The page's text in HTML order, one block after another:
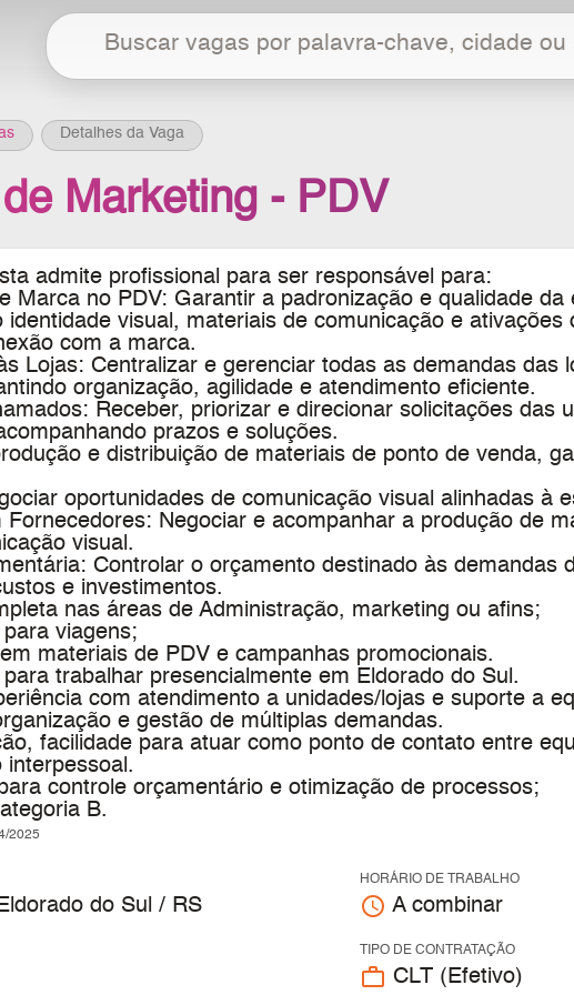
Detalhes da Vaga
Marketing - PDV
admite profissional para ser responsável para:
Marca no PDV: Garantir a padronização e qualidade da
identidade visual, materiais de comunicação e ativações
com a marca.
Lojas: Centralizar e gerenciar todas as demandas das
organização, agilidade e atendimento eficiente.
Receber, priorizar e direcionar solicitações das
prazos e soluções.
e distribuição de materiais de ponto de venda,
oportunidades de comunicação visual alinhadas à
Negociar e acompanhar a produção de
visual.
Controlar o orçamento destinado às demandas
e investimentos.
nas áreas de Administração, marketing ou afins;
viagens;
materiais de PDV e campanhas promocionais.
para trabalhar presencialmente em Eldorado do Sul.
com atendimento a unidades/lojas e suporte a
e gestão de múltiplas demandas.
facilidade para atuar como ponto de contato entre
interpessoal.
controle orçamentário e otimização de processos;
B.
2025
do Sul / RS
HORÁRIO DE TRABALHO
access_time A combinar
TIPO DE CONTRATAÇÃO
work_outline CLT (Efetivo)